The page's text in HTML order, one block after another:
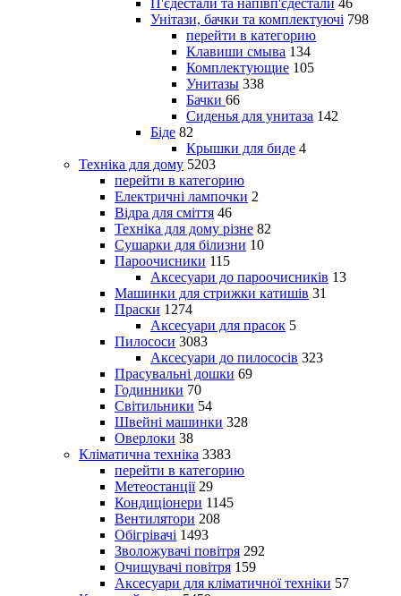
П'єдестали та напівп'єдестали 46
Унітази, бачки та комплектуючі 798
перейти в категорию
Клавиши смыва 134
Комплектующие 105
Унитазы 338
Бачки 66
Сиденья для унитаза 142
Біде 82
Крышки для биде 4
Техніка для дому 5203
перейти в категорию
Електричні лампочки 2
Відра для сміття 46
Техніка для дому різне 82
Сушарки для білизни 10
Пароочисники 115
Аксесуари до пароочисників 13
Машинки для стрижки катишів 31
Праски 1274
Аксесуари для прасок 5
Пилососи 3083
Аксесуари до пилососів 323
Прасувальні дошки 69
Годинники 70
Світильники 54
Швейні машинки 328
Оверлоки 38
Кліматична техніка 3383
перейти в категорию
Метеостанції 29
Кондиціонери 1145
Вентилятори 208
Обігрівачі 1493
Зволожувачі повітря 292
Очищувачі повітря 159
Аксесуари для кліматичної техніки 57